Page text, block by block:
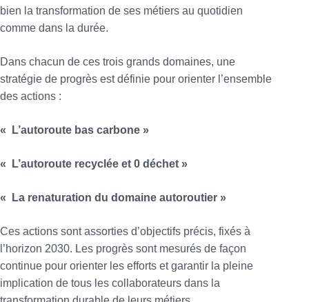
bien la transformation de ses métiers au quotidien
comme dans la durée.
Dans chacun de ces trois grands domaines, une
stratégie de progrès est définie pour orienter l’ensemble
des actions :
« L’autoroute bas carbone »
« L’autoroute recyclée et 0 déchet »
« La renaturation du domaine autoroutier »
Ces actions sont assorties d’objectifs précis, fixés à
l’horizon 2030. Les progrès sont mesurés de façon
continue pour orienter les efforts et garantir la pleine
implication de tous les collaborateurs dans la